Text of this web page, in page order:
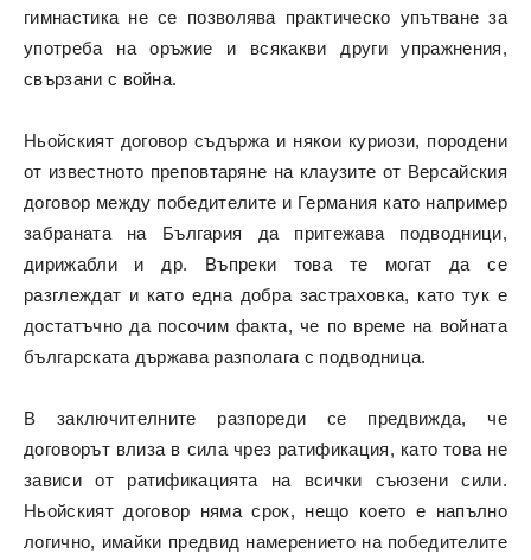
гимнастика не се позволява практическо упътване за
употреба на оръжие и всякакви други упражнения,
свързани с война.
Ньойският договор съдържа и някои куриози, породени
от известното преповтаряне на клаузите от Версайския
договор между победителите и Германия като например
забраната на България да притежава подводници,
дирижабли и др. Въпреки това те могат да се
разглеждат и като една добра застраховка, като тук е
достатъчно да посочим факта, че по време на войната
българската държава разполага с подводница.
В заключителните разпореди се предвижда, че
договорът влиза в сила чрез ратификация, като това не
зависи от ратификацията на всички съюзени сили.
Ньойският договор няма срок, нещо което е напълно
логично, имайки предвид намерението на победителите